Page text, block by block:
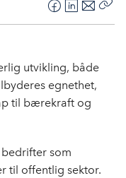
F
a
e
b
o
L
i
k
e
d
E
-
o
s
utvikling, både
egnethet,
til bærekraft og
som
til offentlig sektor.